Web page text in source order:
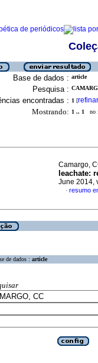
Base de dados : article
Pesquisa :
encontradas : 1 [refinar
Mostrando: 1 .. 1 no
Camargo,
leachate:
June 2014,
· resumo
de dados : article